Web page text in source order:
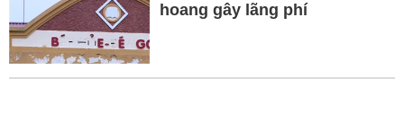
hoang gây lãng phí